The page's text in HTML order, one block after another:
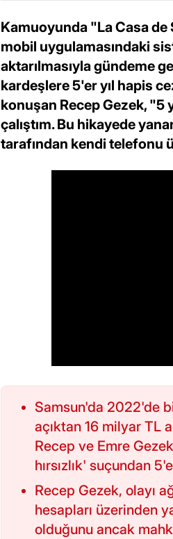
Kamuoyunda "La Casa de
mobil uygulamasındaki
aktarılmasıyla gündeme
kardeşlere 5'er yıl hapis
konuşan Recep Gezek,
çalıştım. Bu hikayede
tarafından kendi telefonu
Samsun'da 2022'de
açıktan 16 milyar TL
Recep ve Emre
hırsızlık' suçundan
Recep Gezek, olayı
hesapları üzerinden
olduğunu ancak